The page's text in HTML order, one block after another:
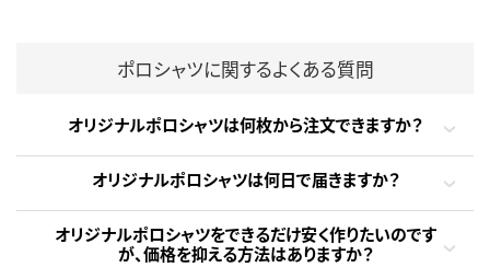
ポロシャツに関するよくある質問
オリジナルポロシャツは何枚から注文できますか？
オリジナルポロシャツは何日で届きますか？
オリジナルポロシャツをできるだけ安く作りたいのです
が、価格を抑える方法はありますか？